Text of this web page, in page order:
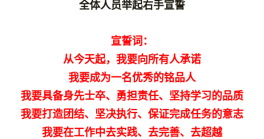
全体人员举起右手宣誓
宣誓词：
从今天起，我要向所有人承诺
我要成为一名优秀的铭品人
我要具备身先士卒、勇担责任、坚持学习的品质
我要打造团结、坚决执行、保证完成任务的意志
我要在工作中去实践、去完善、去超越